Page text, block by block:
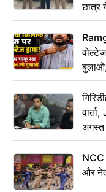
छात्र
अगस्त
NCC
और